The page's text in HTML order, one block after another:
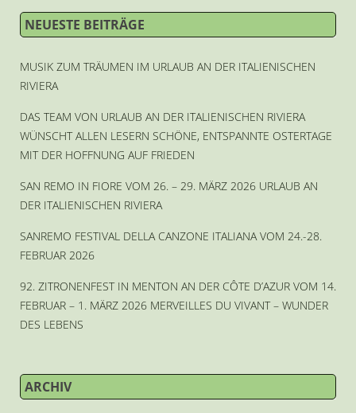
NEUESTE BEITRÄGE
MUSIK ZUM TRÄUMEN IM URLAUB AN DER ITALIENISCHEN
RIVIERA
DAS TEAM VON URLAUB AN DER ITALIENISCHEN RIVIERA
WÜNSCHT ALLEN LESERN SCHÖNE, ENTSPANNTE OSTERTAGE
MIT DER HOFFNUNG AUF FRIEDEN
SAN REMO IN FIORE VOM 26. – 29. MÄRZ 2026 URLAUB AN
DER ITALIENISCHEN RIVIERA
SANREMO FESTIVAL DELLA CANZONE ITALIANA VOM 24.-28.
FEBRUAR 2026
92. ZITRONENFEST IN MENTON AN DER CÔTE D’AZUR VOM 14.
FEBRUAR – 1. MÄRZ 2026 MERVEILLES DU VIVANT – WUNDER
DES LEBENS
ARCHIV